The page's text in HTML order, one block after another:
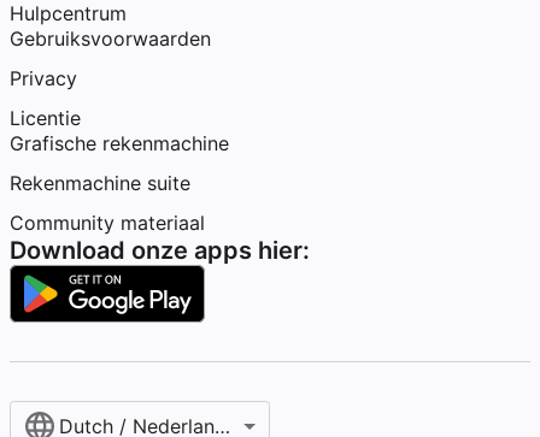
Hulpcentrum
Gebruiksvoorwaarden
Privacy
Licentie
Grafische rekenmachine
Rekenmachine suite
Community materiaal
Download onze apps hier:
Dutch / Nederlands‎ (België)‎